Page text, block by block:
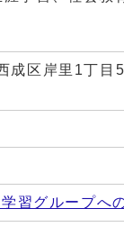
区岸里1丁目
習グループへ